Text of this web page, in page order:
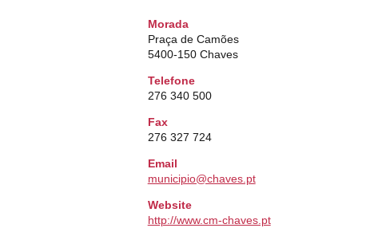
Morada
Praça de Camões
5400-150 Chaves
Telefone
276 340 500
Fax
276 327 724
Email
municipio@chaves.pt
Website
http://www.cm-chaves.pt